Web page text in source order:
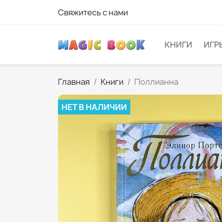
Свяжитесь с нами
КНИГИ
Главная Книги Поллианна
НЕТ В НАЛИЧИИ